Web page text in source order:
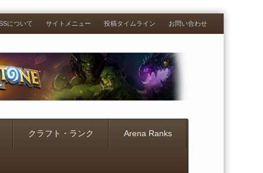
について サイトメニュー 投稿タイムライン お問い合わせ
クラフト・ランク Arena Ranks